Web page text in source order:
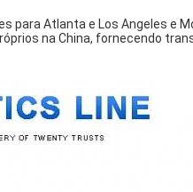
para Atlanta e Los Angeles e
na China, fornecendo